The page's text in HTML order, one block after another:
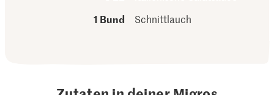
1 Bund
Schnittlauch